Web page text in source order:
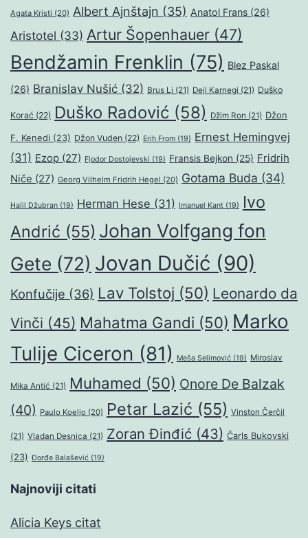
Agata Kristi (20) Albert Ajnštajn (35) Anatol Frans (26)
Aristotel (33) Artur Šopenhauer (47)
Bendžamin Frenklin (75) Blez Paskal
(26) Branislav Nušić (32) Brus Li (21) Dejl Karnegi (21) Duško
Korać (22) Duško Radović (58) Džim Ron (21) Džon
F. Kenedi (23) Džon Vuden (22) Erih From (19) Ernest Hemingvej
(31) Ezop (27) Fjodor Dostojevski (19) Fransis Bejkon (25) Fridrih
Niče (27) Georg Vilhelm Fridrih Hegel (20) Gotama Buda (34)
Halil Džubran (19) Herman Hese (31) Imanuel Kant (19)
Ivo
Andrić (55) Johan Volfgang fon
Gete (72) Jovan Dučić (90)
Konfučije (36) Lav Tolstoj (50) Leonardo da
Vinči (45) Mahatma Gandi (50) Marko
Tulije Ciceron (81) Meša Selimović (19) Miroslav
Mika Antić (21) Muhamed (50) Onore De Balzak
(40) Paulo Koeljo (20) Petar Lazić (55) Vinston Čerčil
(21) Vladan Desnica (21) Zoran Đinđić (43) Čarls Bukovski
(23) Đorđe Balašević (19)
Najnoviji citati
Alicia Keys citat